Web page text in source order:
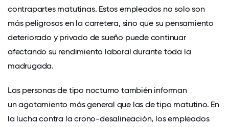
contrapartes matutinas. Estos empleados no solo son
más peligrosos en la carretera, sino que su pensamiento
deteriorado y privado de sueño puede continuar
afectando su rendimiento laboral durante toda la
madrugada.
Las personas de tipo nocturno también informan
un agotamiento más general que las de tipo matutino. En
la lucha contra la crono-desalineación, los empleados